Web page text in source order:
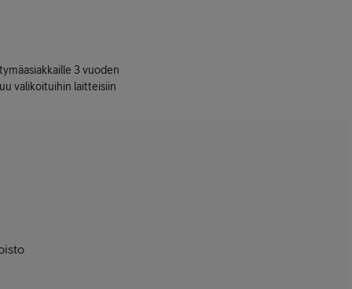
3 vuoden
valikoituihin laitteisiin